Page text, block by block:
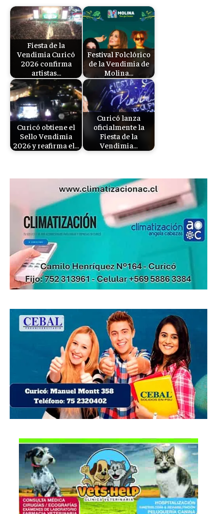
Fiesta de la
Vendimia Curicó
2026 confirma
artistas…
Festival Folclórico
de la Vendimia de
Molina…
Curicó obtiene el
Sello Vendimia
2026 y reafirma el…
Curicó lanza
oficialmente la
Fiesta de la
Vendimia…